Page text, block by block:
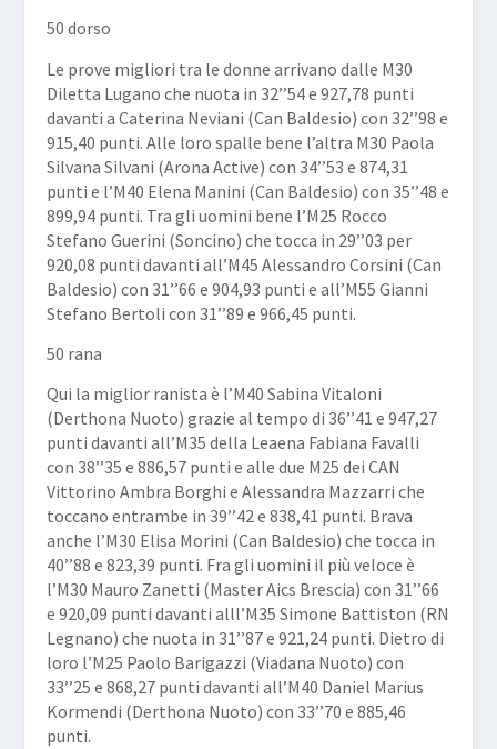
50 dorso
Le prove migliori tra le donne arrivano dalle M30
Diletta Lugano che nuota in 32’’54 e 927,78 punti
davanti aCaterina Neviani (Can Baldesio) con 32’’98 e
915,40 punti. Alle loro spalle bene l’altra M30 Paola
Silvana Silvani (Arona Active) con 34’’53 e 874,31
punti e l’M40 Elena Manini (Can Baldesio) con 35’’48 e
899,94 punti. Tra gli uomini bene l’M25 Rocco
Stefano Guerini (Soncino) che tocca in 29’’03 per
920,08 punti davanti all’M45Alessandro Corsini (Can
Baldesio) con 31’’66 e 904,93 punti e all’M55Gianni
Stefano Bertolicon 31’’89 e 966,45 punti.
50 rana
Qui la miglior ranista è l’M40Sabina Vitaloni
(Derthona Nuoto) grazie al tempo di 36’’41 e 947,27
punti davanti all’M35 della Leaena Fabiana Favalli
con 38’’35 e 886,57 punti e alle due M25 dei CAN
VittorinoAmbra Borghi eAlessandra Mazzarri che
toccano entrambe in 39’’42 e 838,41 punti. Brava
anche l’M30 Elisa Morini (Can Baldesio) che tocca in
40’’88 e 823,39 punti. Fra gli uomini il più veloce è
l’M30 Mauro Zanetti (Master Aics Brescia) con 31’’66
e 920,09 punti davanti alll’M35Simone Battiston (RN
Legnano) che nuota in 31’’87 e 921,24 punti. Dietro di
loro l’M25 Paolo Barigazzi (Viadana Nuoto) con
33’’25 e 868,27 punti davanti all’M40 Daniel Marius
Kormendi (Derthona Nuoto) con 33’’70 e 885,46
punti.